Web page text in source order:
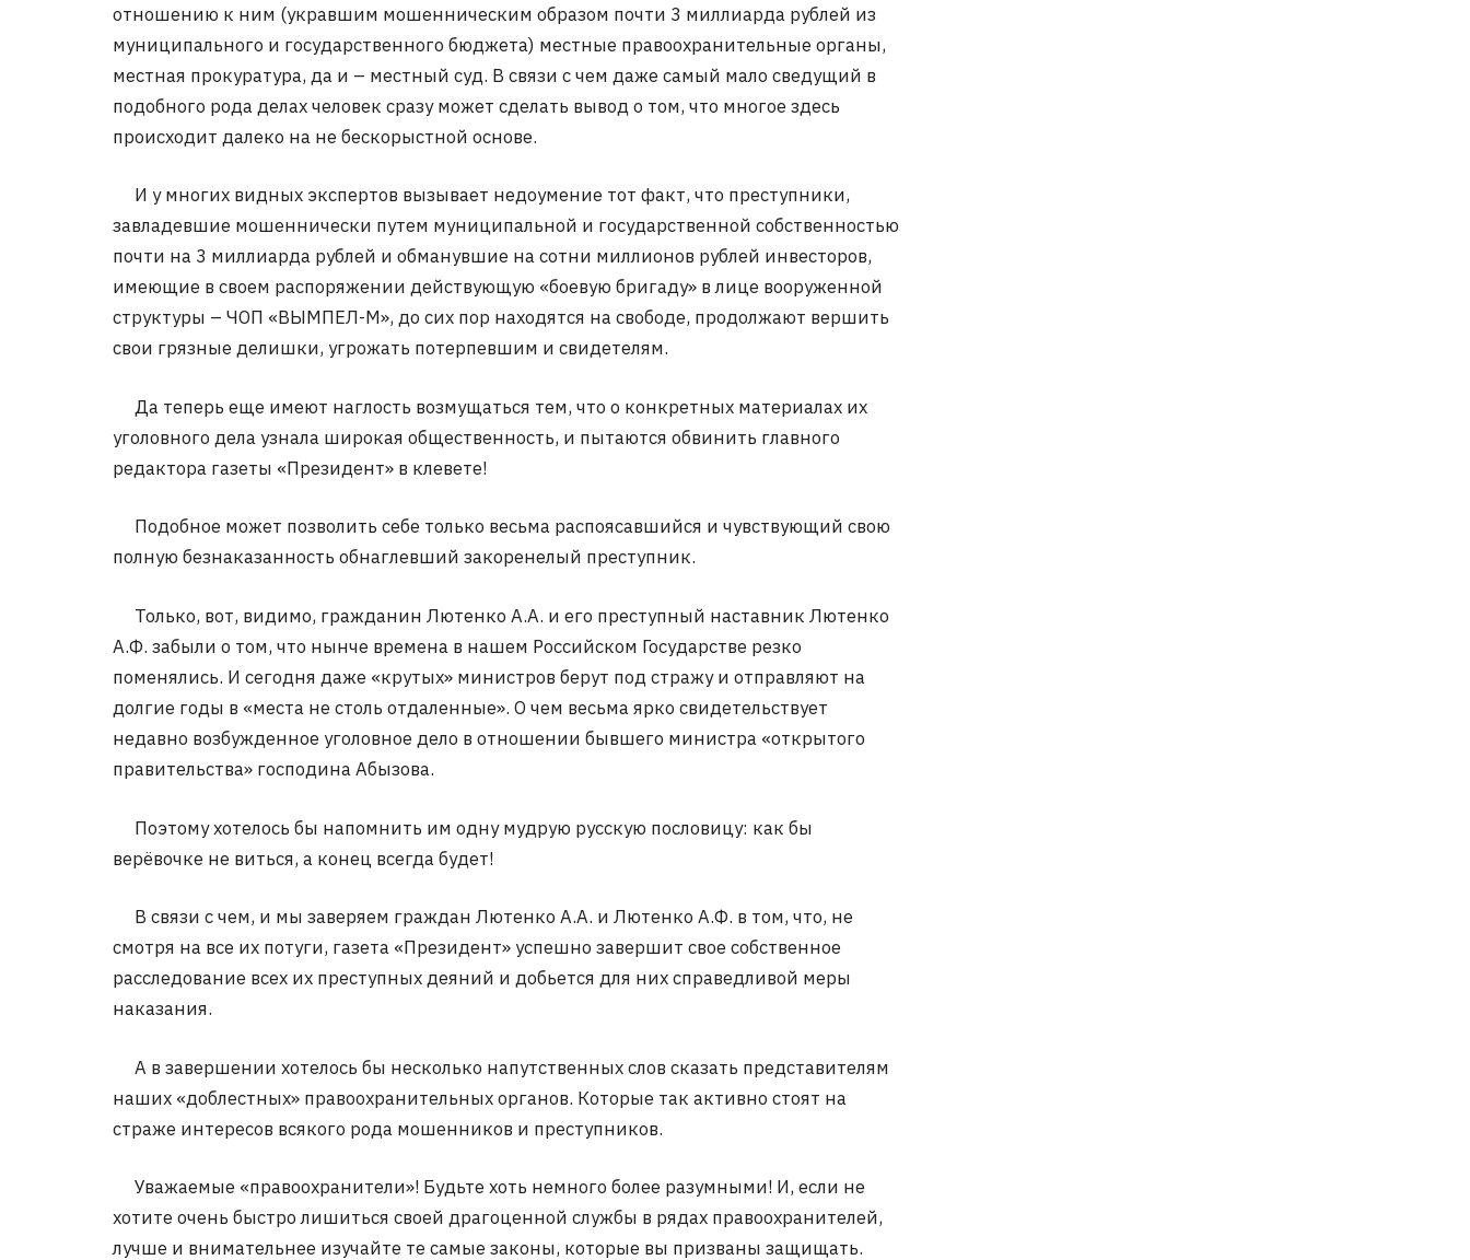
отношению к ним (укравшим мошенническим образом почти 3 миллиарда рублей из
муниципального и государственного бюджета) местные правоохранительные органы,
местная прокуратура, да и – местный суд. В связи с чем даже самый мало сведущий в
подобного рода делах человек сразу может сделать вывод о том, что многое здесь
происходит далеко на не бескорыстной основе.
И у многих видных экспертов вызывает недоумение тот факт, что преступники,
завладевшие мошеннически путем муниципальной и государственной собственностью
почти на 3 миллиарда рублей и обманувшие на сотни миллионов рублей инвесторов,
имеющие в своем распоряжении действующую «боевую бригаду» в лице вооруженной
структуры – ЧОП «ВЫМПЕЛ-М», до сих пор находятся на свободе, продолжают вершить
свои грязные делишки, угрожать потерпевшим и свидетелям.
Да теперь еще имеют наглость возмущаться тем, что о конкретных материалах их
уголовного дела узнала широкая общественность, и пытаются обвинить главного
редактора газеты «Президент» в клевете!
Подобное может позволить себе только весьма распоясавшийся и чувствующий свою
полную безнаказанность обнаглевший закоренелый преступник.
Только, вот, видимо, гражданин Лютенко А.А. и его преступный наставник Лютенко
А.Ф. забыли о том, что нынче времена в нашем Российском Государстве резко
поменялись. И сегодня даже «крутых» министров берут под стражу и отправляют на
долгие годы в «места не столь отдаленные». О чем весьма ярко свидетельствует
недавно возбужденное уголовное дело в отношении бывшего министра «открытого
правительства» господина Абызова.
Поэтому хотелось бы напомнить им одну мудрую русскую пословицу: как бы
верёвочке не виться, а конец всегда будет!
В связи с чем, и мы заверяем граждан Лютенко А.А. и Лютенко А.Ф. в том, что, не
смотря на все их потуги, газета «Президент» успешно завершит свое собственное
расследование всех их преступных деяний и добьется для них справедливой меры
наказания.
А в завершении хотелось бы несколько напутственных слов сказать представителям
наших «доблестных» правоохранительных органов. Которые так активно стоят на
страже интересов всякого рода мошенников и преступников.
Уважаемые «правоохранители»! Будьте хоть немного более разумными! И, если не
хотите очень быстро лишиться своей драгоценной службы в рядах правоохранителей,
лучше и внимательнее изучайте те самые законы, которые вы призваны защищать.